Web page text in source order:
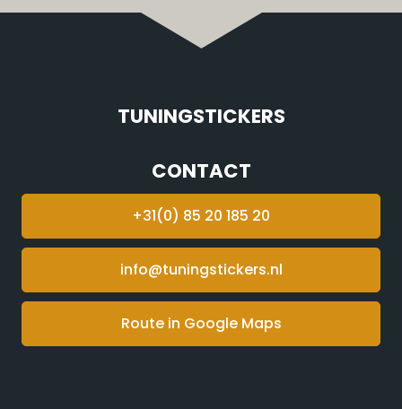
TUNINGSTICKERS
CONTACT
+31(0) 85 20 185 20
info@tuningstickers.nl
Route in Google Maps